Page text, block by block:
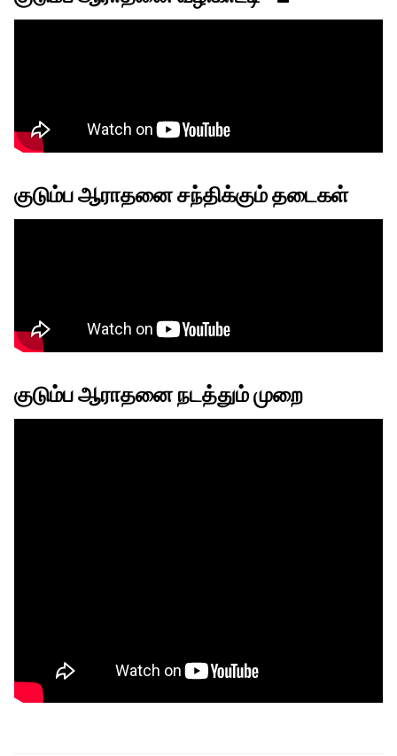
குடும்ப ஆராதனை சந்திக்கும் தடைகள்
குடும்ப ஆராதனை நடத்தும் முறை